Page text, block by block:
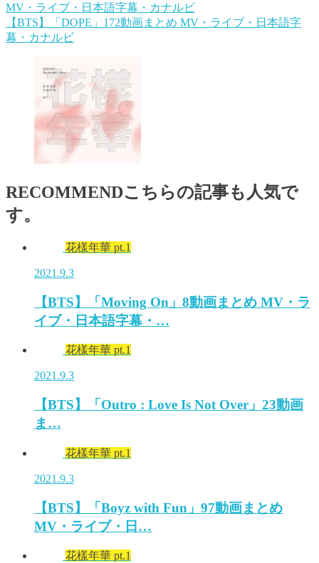
MV・ライブ・日本語字幕・カナルビ
【BTS】「DOPE」172動画まとめ MV・ライブ・日本語字
幕・カナルビ
RECOMMENDこちらの記事も人気で
す。
花樣年華 pt.1
2021.9.3
【BTS】「Moving On」8動画まとめ MV・ラ
イブ・日本語字幕・…
花樣年華 pt.1
2021.9.3
【BTS】「Outro : Love Is Not Over」23動画
ま…
花樣年華 pt.1
2021.9.3
【BTS】「Boyz with Fun」97動画まとめ
MV・ライブ・日…
花樣年華 pt.1